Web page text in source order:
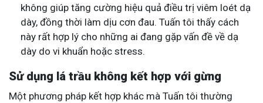
không giúp tăng cường hiệu quả điều trị viêm loét dạ
dày, đồng thời làm dịu cơn đau. Tuấn tôi thấy cách
này rất hợp lý cho những ai đang gặp vấn đề về dạ
dày do vi khuẩn hoặc stress.
Sử dụng lá trầu không kết hợp với gừng
Một phương pháp kết hợp khác mà Tuấn tôi thường